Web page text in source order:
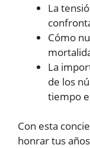
La
Cómo
La
de los
tiempo
Con esta
honrar tus